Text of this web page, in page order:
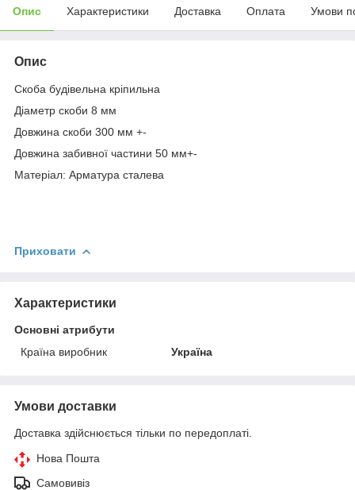
Опис Характеристики Доставка Оплата Умови
Опис
Скоба будівельна кріпильна
Діаметр скоби 8 мм
Довжина скоби 300 мм +-
Довжина забивної частини 50 мм+-
Матеріал: Арматура сталева
Приховати
Характеристики
Основні атрибути
Країна виробник
Україна
Умови доставки
Доставка здійснюється тільки по передоплаті.
Нова Пошта
Самовивіз